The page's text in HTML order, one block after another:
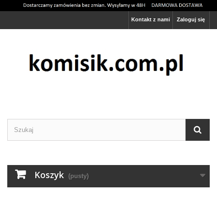
Zaloguj się
Kontakt z nami
Koszyk (pusty)